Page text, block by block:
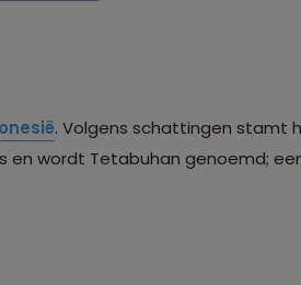
. Volgens schattingen stamt
en wordt Tetabuhan genoemd;